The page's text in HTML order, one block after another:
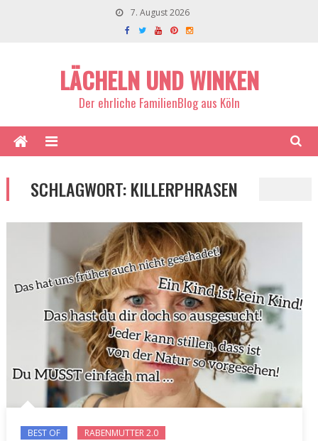
7. August 2026
LÄCHELN UND WINKEN
Der ehrliche FamilienBlog aus Köln
SCHLAGWORT:KILLERPHRASEN
BEST OF RABENMUTTER 2.0